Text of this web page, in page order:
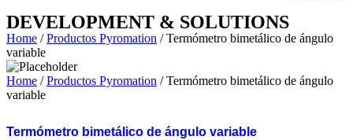
DEVELOPMENT & SOLUTIONS
Home /Productos Pyromation / Termómetro bimetálico de ángulo
variable
Home /Productos Pyromation / Termómetro bimetálico de ángulo
variable
Termómetro bimetálico de ángulo variable